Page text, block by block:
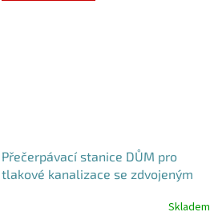
Přečerpávací stanice DŮM pro
tlakové kanalizace se zdvojeným
Skladem